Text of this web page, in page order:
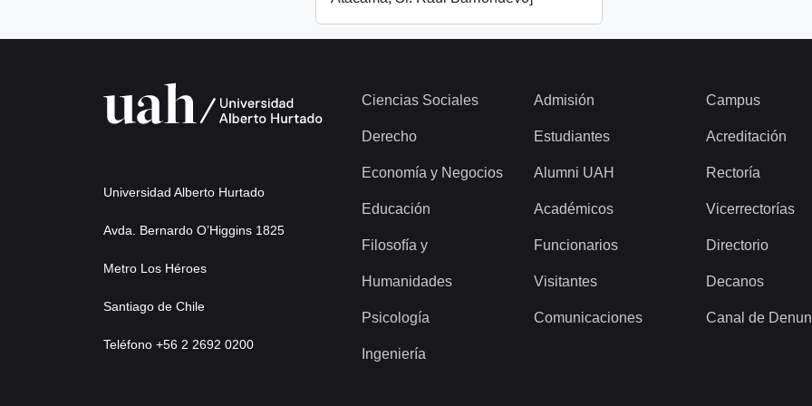
Universidad Alberto Hurtado
Avda. Bernardo O’Higgins 1825
Metro Los Héroes
Santiago de Chile
Teléfono +56 2 2692 0200
Ciencias Sociales
Derecho
Economía y Negocios
Educación
Filosofía y
Humanidades
Psicología
Ingeniería
Admisión
Estudiantes
Alumni UAH
Académicos
Funcionarios
Visitantes
Comunicaciones
Campus
Acreditación
Rectoría
Vicerrectorías
Directorio
Decanos
Canal de